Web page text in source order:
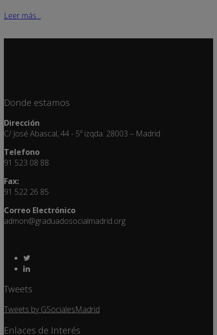
Leer más...
Donde estamos
Dirección
C/ José Abascal, 44 - 5º izqda. 28003 – Madrid
Telefono
91 523 08 88
Fax:
91 522 26 85
Correo Electrónico
admon@graduadosocialmadrid.org
Tweets
Tweets by GSocialesMadrid
Enlaces de Interés